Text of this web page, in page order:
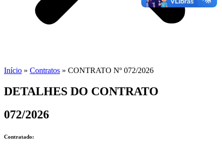
Início » Contratos » CONTRATO Nº 072/2026
DETALHES DO CONTRATO​
072/2026
Contratado: